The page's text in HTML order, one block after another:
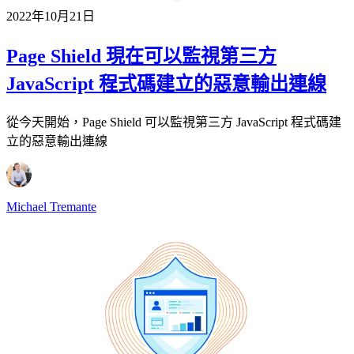
2022年10月21日
Page Shield 現在可以監視第三方
JavaScript 程式碼建立的惡意輸出連線
從今天開始，Page Shield 可以監視第三方 JavaScript 程式碼建
立的惡意輸出連線
Michael Tremante